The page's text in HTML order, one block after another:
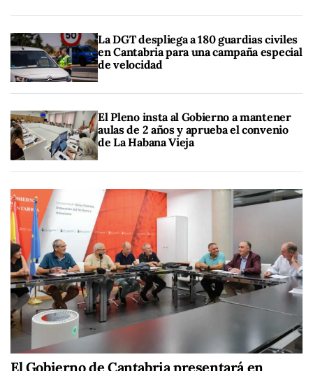
La DGT despliega a 180 guardias civiles
en Cantabria para una campaña especial
de velocidad
El Pleno insta al Gobierno a mantener
aulas de 2 años y aprueba el convenio
de La Habana Vieja
El Gobierno de Cantabria presentará en